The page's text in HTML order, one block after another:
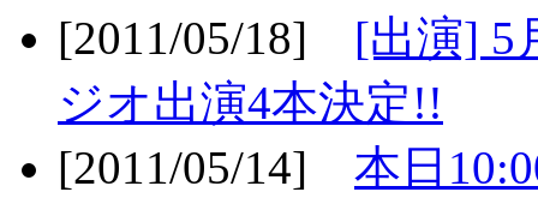
[2011/05/18] [出演] 5
ジオ出演4本決定!!
[2011/05/14] 本日